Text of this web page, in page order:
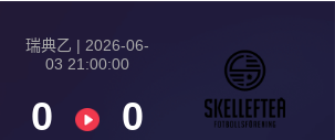
瑞典乙 | 2026-06-
03 21:00:00
0 0